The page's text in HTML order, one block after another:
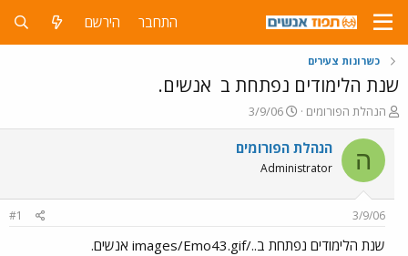
התחבר הירשם
כשרונות צעירים
שנת הלימודים נפתחת ב אנשים.
פ
ו
ת
ח
ה
ו
ש
א
הנהלת הפורומים
פ
ו
ר
ם
ר
3/9/06
ה הנהלת הפורומים
Administrator
3/9/06
#1
שנת הלימודים נפתחת ב../images/Emo43.gif אנשים.